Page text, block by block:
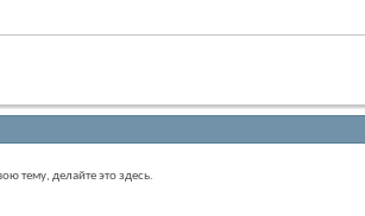
тему, делайте это здесь.